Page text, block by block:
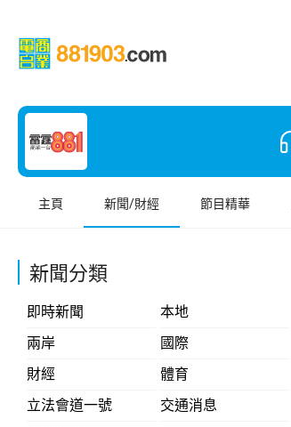
主頁 新聞/財經 節目精華
新聞分類
即時新聞
本地
兩岸
國際
財經
體育
立法會道一號
交通消息